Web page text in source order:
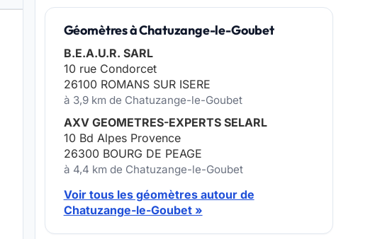
Géomètres à Chatuzange-le-Goubet
B.E.A.U.R. SARL
10 rue Condorcet
26100 ROMANS SUR ISERE
à 3,9 km de Chatuzange-le-Goubet
AXV GEOMETRES-EXPERTS SELARL
10 Bd Alpes Provence
26300 BOURG DE PEAGE
à 4,4 km de Chatuzange-le-Goubet
Voir tous les géomètres autour de
Chatuzange-le-Goubet »